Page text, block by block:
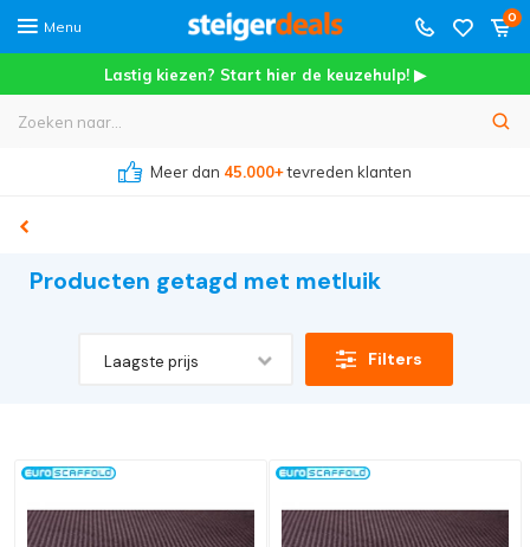
Menu
0
Lastig kiezen? Start hier de keuzehulp! ▶
Meer dan 45.000+tevreden klanten
Producten getagd met metluik
Laagste prijs Filters